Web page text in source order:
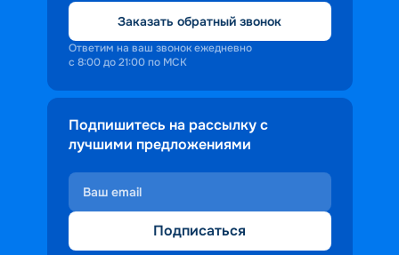
Заказать обратный звонок
Ответим на ваш звонок ежедневно
с 8:00 до 21:00 по МСК
Подпишитесь на рассылку с
лучшими предложениями
Подписаться